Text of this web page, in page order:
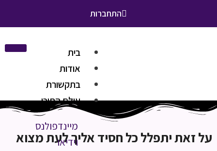
התחברות
בית
אודות
בתקשורת
עולם התוכן
מיינדפולנס
וידיאו
על זאת יתפלל כל חסיד אליך לעת מצוא